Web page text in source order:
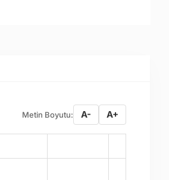
Metin Boyutu: A- A+